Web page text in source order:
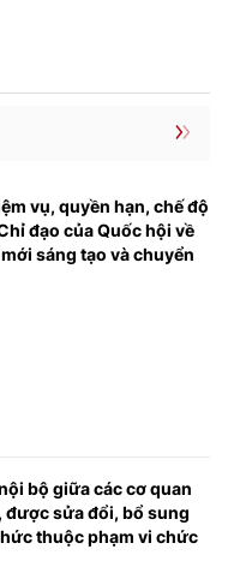
vụ, quyền hạn, chế độ
đạo của Quốc hội về
sáng tạo và chuyển
bộ giữa các cơ quan
được sửa đổi, bổ sung
thuộc phạm vi chức